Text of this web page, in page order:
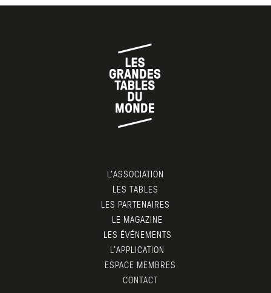
L’ASSOCIATION
LES TABLES
LES PARTENAIRES
LE MAGAZINE
LES ÉVÉNEMENTS
L’APPLICATION
ESPACE MEMBRES
CONTACT